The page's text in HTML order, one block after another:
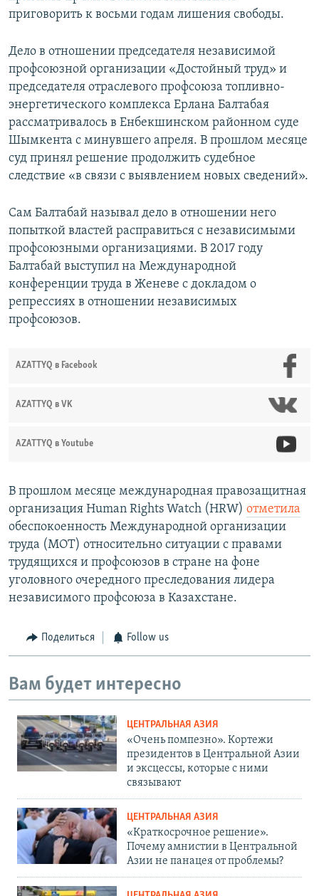
приговорить к восьми годам лишения свободы.
Дело в отношении председателя независимой
профсоюзной организации «Достойный труд» и
председателя отраслевого профсоюза топливно-
энергетического комплекса Ерлана Балтабая
рассматривалось в Енбекшинском районном суде
Шымкента с минувшего апреля. В прошлом месяце
суд принял решение продолжить судебное
следствие «в связи с выявлением новых сведений».
Сам Балтабай называл дело в отношении него
попыткой властей расправиться с независимыми
профсоюзными организациями. В 2017 году
Балтабай выступил на Международной
конференции труда в Женеве с докладом о
репрессиях в отношении независимых
профсоюзов.
AZATTYQ в Facebook
AZATTYQ в VK
AZATTYQ в Youtube
В прошлом месяце международная правозащитная
организация Human Rights Watch (HRW) отметила
обеспокоенность Международной организации
труда (МОТ) относительно ситуации с правами
трудящихся и профсоюзов в стране на фоне
уголовного очередного преследования лидера
независимого профсоюза в Казахстане.
Поделиться Follow us
Вам будет интересно
ЦЕНТРАЛЬНАЯ АЗИЯ
«Очень помпезно». Кортежи
президентов в Центральной Азии
и эксцессы, которые с ними
связывают
ЦЕНТРАЛЬНАЯ АЗИЯ
«Краткосрочное решение».
Почему амнистии в Центральной
Азии не панацея от проблемы?